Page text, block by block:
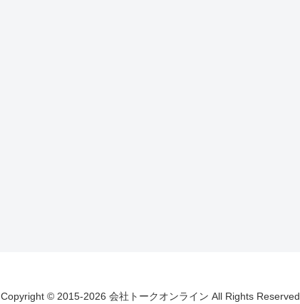
Copyright © 2015-2026 会社トークオンライン All Rights Reserved.